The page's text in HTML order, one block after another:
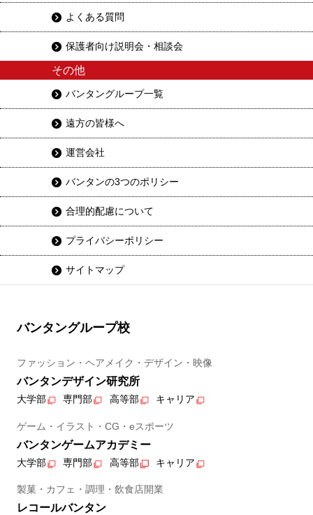
よくある質問
保護者向け説明会・相談会
その他
バンタングループ一覧
遠方の皆様へ
運営会社
バンタンの3つのポリシー
合理的配慮について
プライバシーポリシー
サイトマップ
バンタングループ校
ファッション・ヘアメイク・デザイン・映像
バンタンデザイン研究所
大学部 専門部 高等部 キャリア
ゲーム・イラスト・CG・eスポーツ
バンタンゲームアカデミー
大学部 専門部 高等部 キャリア
製菓・カフェ・調理・飲食店開業
レコールバンタン